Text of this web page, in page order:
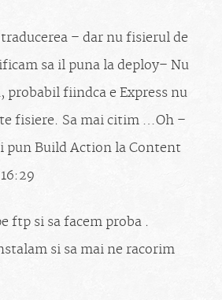
– dar nu fisierul de
sa il puna la deploy– Nu
probabil fiindca e Express nu
fisiere. Sa mai citim …Oh –
pun Build Action la Content
ftp si sa facem proba .
si sa mai ne racorim